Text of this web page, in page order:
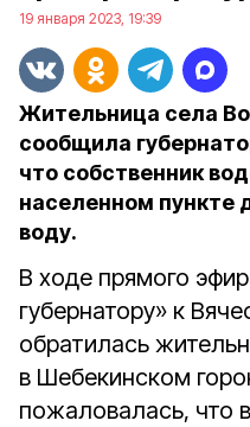
19 января 2023, 19:39
Жительница села
сообщила
что собственник
населенном пункте
воду.
В ходе прямого
губернатору» к
обратилась
в Шебекинском
пожаловалась, что